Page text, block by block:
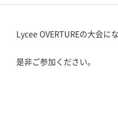
Lycee OVERTUREの大会に
是非ご参加ください。